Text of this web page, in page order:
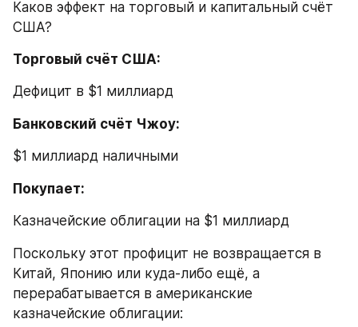
Каков эффект на торговый и капитальный счёт
США?
Торговый счёт США:
Дефицит в $1 миллиард
Банковский счёт Чжоу:
$1 миллиард наличными
Покупает:
Казначейские облигации на $1 миллиард
Поскольку этот профицит не возвращается в
Китай, Японию или куда-либо ещё, а
перерабатывается в американские
казначейские облигации: